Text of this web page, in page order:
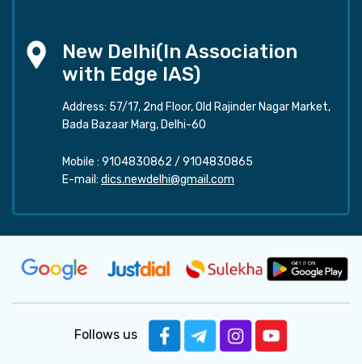
New Delhi(In Association
with Edge IAS)
Address: 57/17, 2nd Floor, Old Rajinder Nagar Market,
Bada Bazaar Marg, Delhi-60
Mobile : 9104830862 / 9104830865
E-mail: dics.newdelhi@gmail.com
Follows us